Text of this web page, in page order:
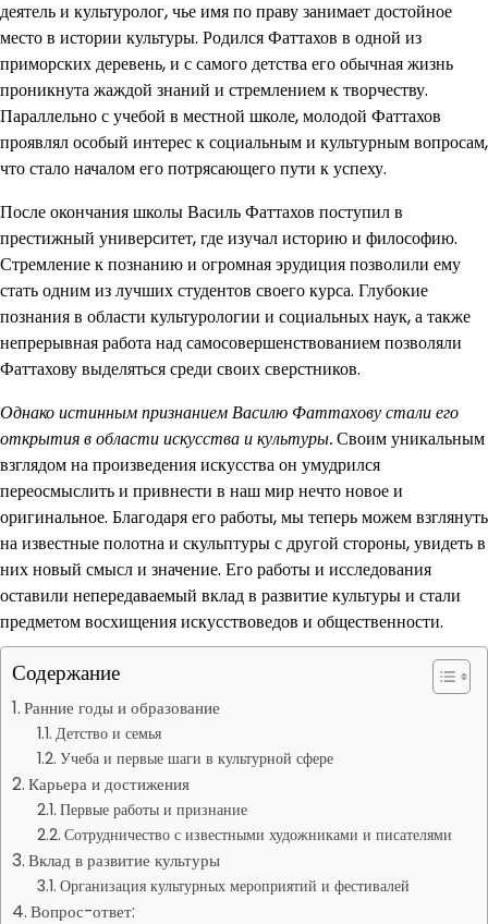
деятель и культуролог, чье имя по праву занимает достойное
место в истории культуры. Родился Фаттахов в одной из
приморских деревень, и с самого детства его обычная жизнь
проникнута жаждой знаний и стремлением к творчеству.
Параллельно с учебой в местной школе, молодой Фаттахов
проявлял особый интерес к социальным и культурным вопросам,
что стало началом его потрясающего пути к успеху.
После окончания школы Василь Фаттахов поступил в
престижный университет, где изучал историю и философию.
Стремление к познанию и огромная эрудиция позволили ему
стать одним из лучших студентов своего курса. Глубокие
познания в области культурологии и социальных наук, а также
непрерывная работа над самосовершенствованием позволяли
Фаттахову выделяться среди своих сверстников.
Однако истинным признанием Василю Фаттахову стали его
открытия в области искусства и культуры.Своим уникальным
взглядом на произведения искусства он умудрился
переосмыслить и привнести в наш мир нечто новое и
оригинальное. Благодаря его работы, мы теперь можем взглянуть
на известные полотна и скульптуры с другой стороны, увидеть в
них новый смысл и значение. Его работы и исследования
оставили непередаваемый вклад в развитие культуры и стали
предметом восхищения искусствоведов и общественности.
Содержание
Ранние годы и образование
Детство и семья
Учеба и первые шаги в культурной сфере
Карьера и достижения
Первые работы и признание
Сотрудничество с известными художниками и писателями
Вклад в развитие культуры
Организация культурных мероприятий и фестивалей
Вопрос-ответ: